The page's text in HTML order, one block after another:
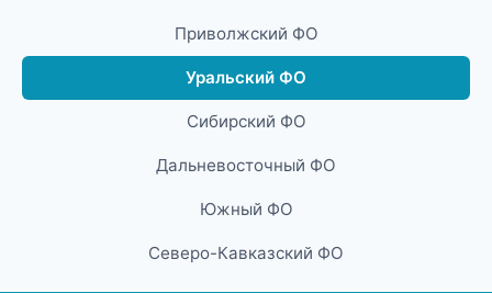
Приволжский ФО
Уральский ФО
Сибирский ФО
Дальневосточный ФО
Южный ФО
Северо-Кавказский ФО